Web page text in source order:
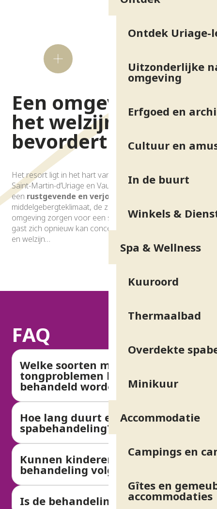
Ontdek Uriage-
Uitzonderlijke
omgeving
Erfgoed en
Cultuur en
In de buurt
Winkels &
Spa & Wellness
Kuuroord
Thermaalbad
Overdekte
Minikuur
Accommodatie
Campings en
Gîtes en
accommodaties
Wist
je
dat?
Een omgeving die
het welzijn
bevordert
Het resort ligt in het hart van een bosrijk park tussen
Saint-Martin-d’Uriage en Vaulnaveys-le-Haut en biedt
een rustgevende en verjongende omgeving
middelgebergteklimaat, de zuivere lucht en de zachte
omgeving zorgen voor een sereen verblijf, waar elke
gast zich opnieuw kan concentreren op zijn gezondheid
en welzijn…
FAQ
Welke soorten mond- en
tongproblemen kunnen
behandeld worden bij Uriage?
Hoe lang duurt een
spabehandeling?
Kunnen kinderen deze
behandeling volgen?
Is de behandeling pijnlijk?